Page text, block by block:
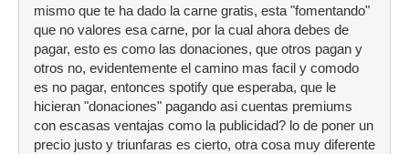
mismo que te ha dado la carne gratis, esta "fomentando"
que no valores esa carne, por la cual ahora debes de
pagar, esto es como las donaciones, que otros pagan y
otros no, evidentemente el camino mas facil y comodo
es no pagar, entonces spotify que esperaba, que le
hicieran "donaciones" pagando asi cuentas premiums
con escasas ventajas como la publicidad? lo de poner un
precio justo y triunfaras es cierto, otra cosa muy diferente